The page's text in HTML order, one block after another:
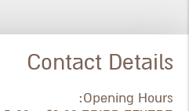
Contact Details
Opening Hours: